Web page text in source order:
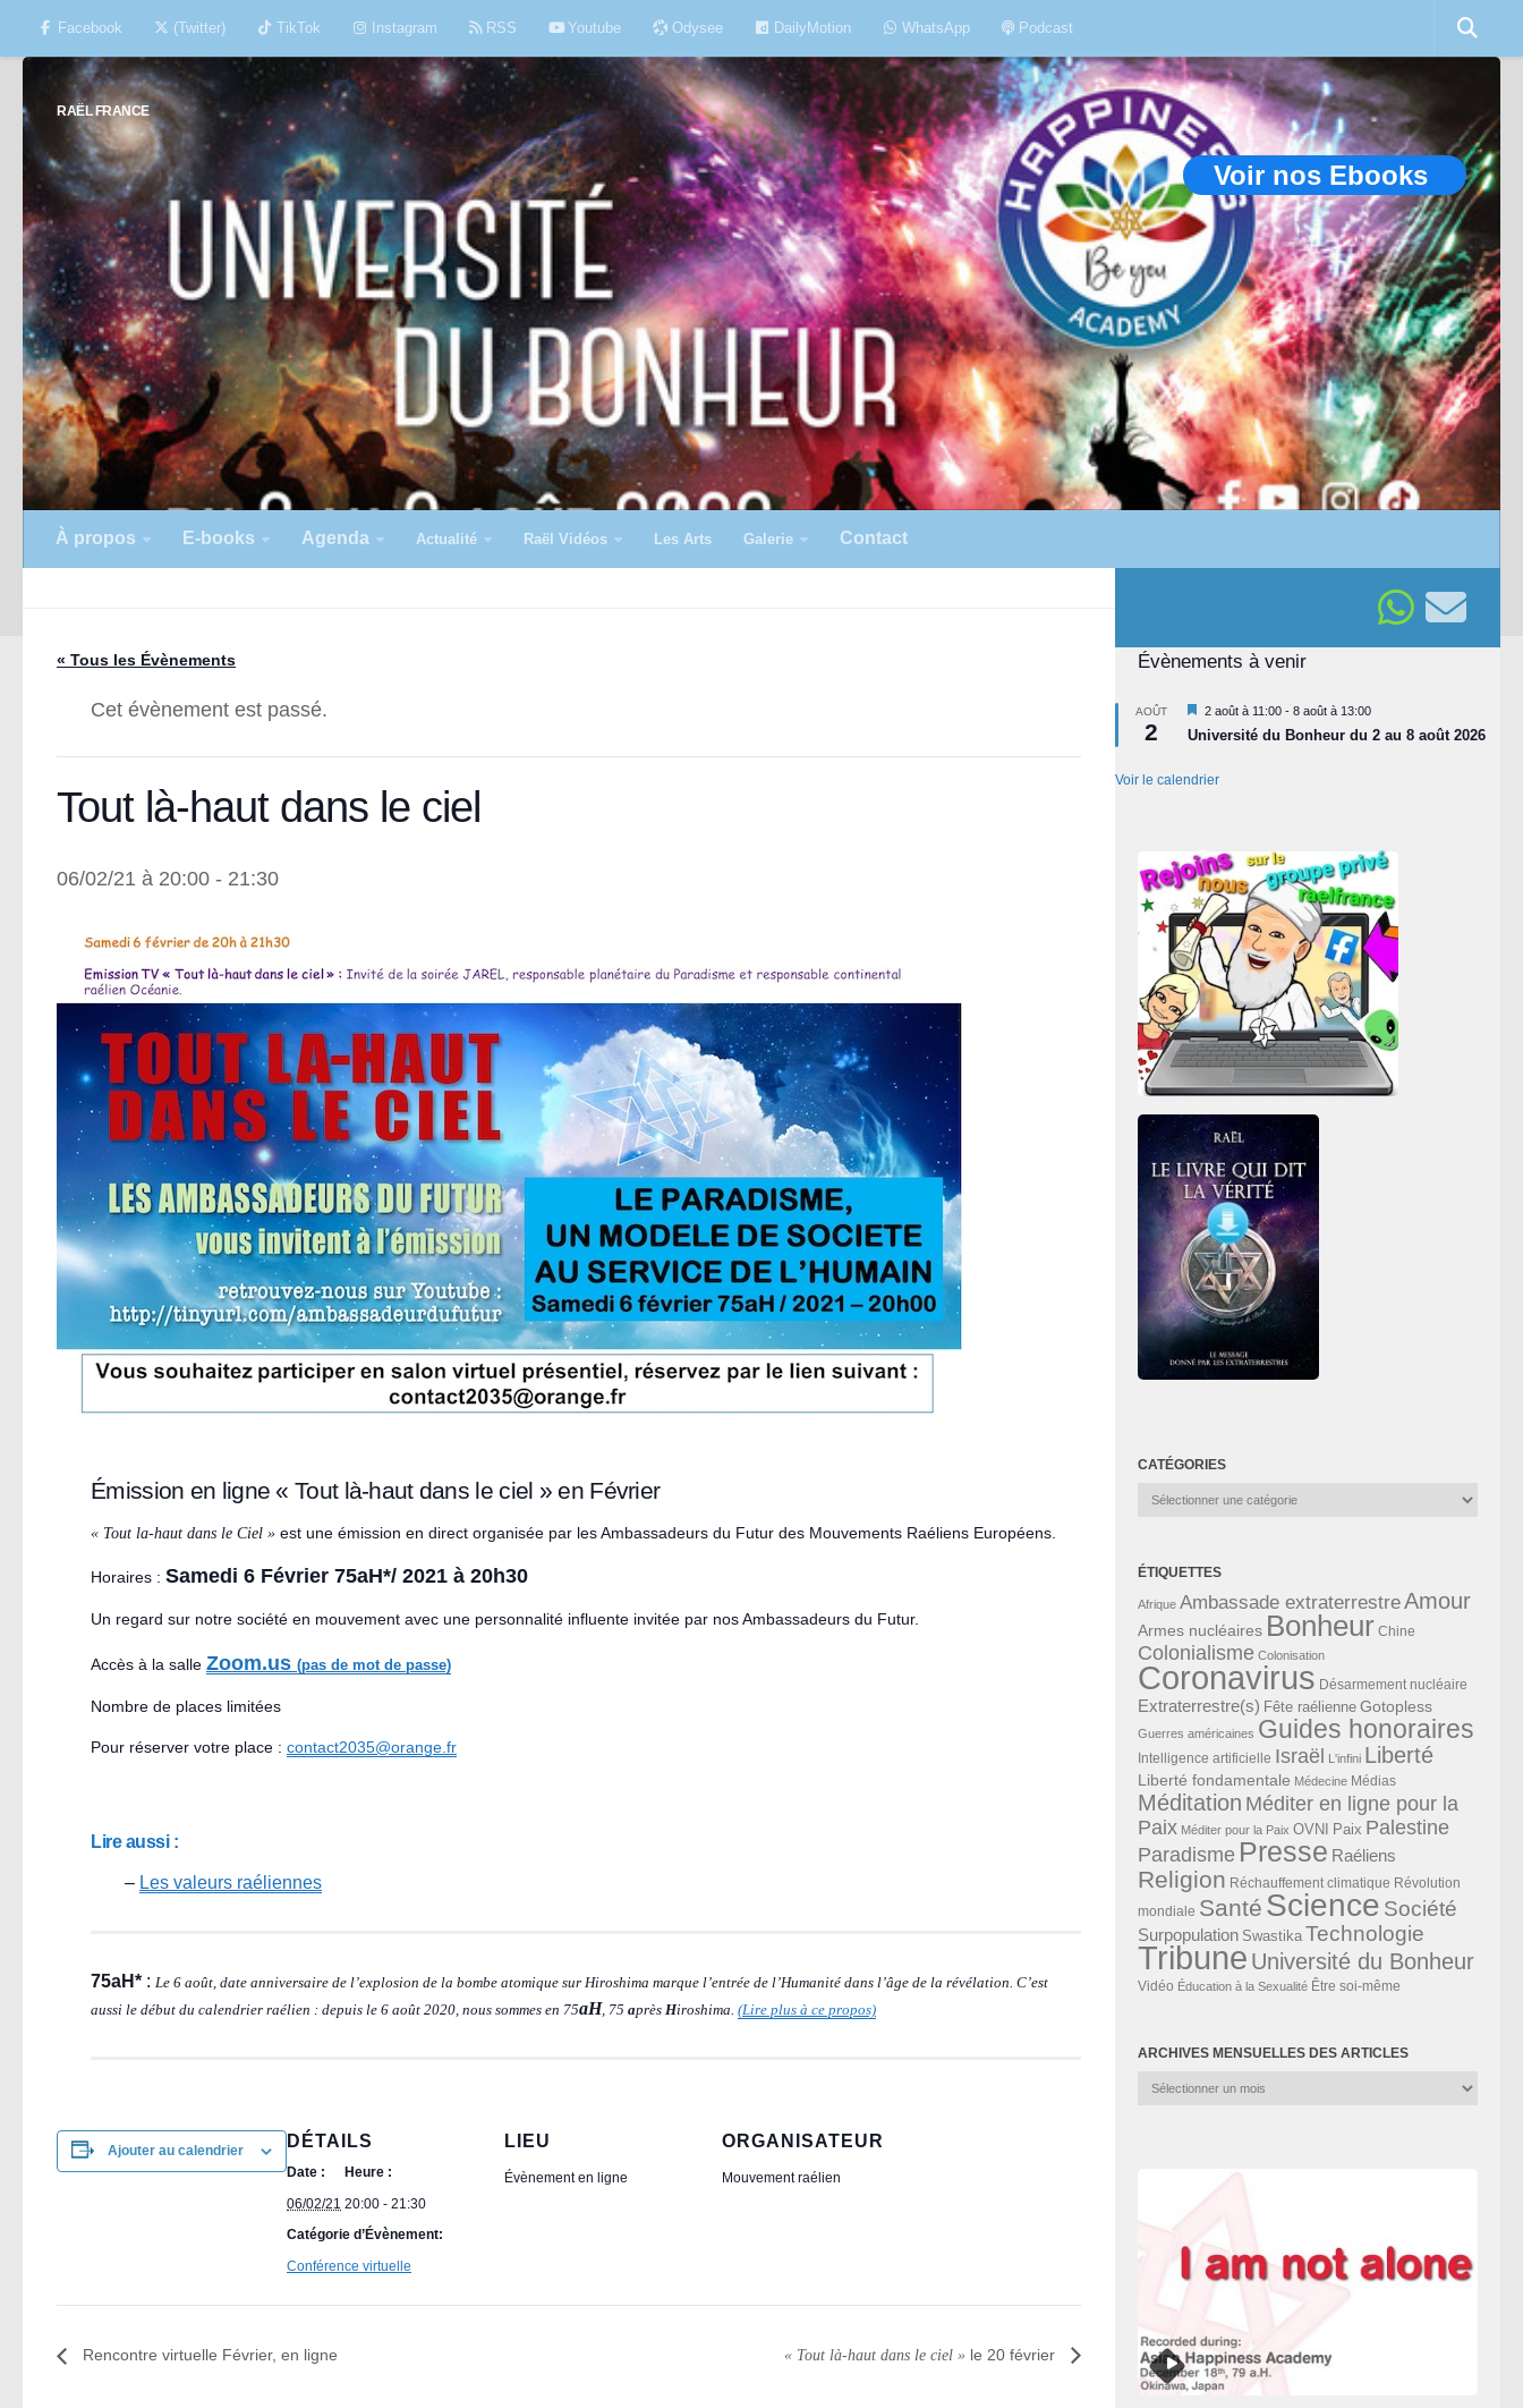
Skip to content
Facebook (Twitter) TikTok Instagram RSS Youtube Odysee DailyMotion WhatsApp Podcast
RAËL FRANCE
Voir nos Ebooks
À propos E-books Agenda Actualité Raël Vidéos Les Arts Galerie Contact
« Tous les Évènements
Cet évènement est passé.
Tout là-haut dans le ciel
06/02/21 à 20:00 - 21:30
Émission en ligne « Tout là-haut dans le ciel » en Février
« Tout la-haut dans le Ciel » est une émission en direct organisée par les Ambassadeurs du Futur des Mouvements Raéliens Européens.
Horaires : Samedi 6 Février 75aH*/ 2021 à 20h30
Un regard sur notre société en mouvement avec une personnalité influente invitée par nos Ambassadeurs du Futur.
Accès à la salle Zoom.us (pas de mot de passe)
Nombre de places limitées
Pour réserver votre place : contact2035@orange.fr
Lire aussi :
– Les valeurs raéliennes
75aH* : Le 6 août, date anniversaire de l’explosion de la bombe atomique sur Hiroshima marque l’entrée de l’Humanité dans l’âge de la révélation. C’est
aussi le début du calendrier raélien : depuis le 6 août 2020, nous sommes en 75aH , 75 après Hiroshima. (Lire plus à ce propos)
Ajouter au calendrier DÉTAILS
Date :
06/02/21
Heure :
20:00 - 21:30
Catégorie d’Évènement:
Conférence virtuelle
LIEU
Évènement en ligne
ORGANISATEUR
Mouvement raélien
Rencontre virtuelle Février, en ligne « Tout là-haut dans le ciel » le 20 février
Évènements à venir
AOÛT
2
Mis
en
avant
2 août à 11:00 - 8 août à 13:00
Université du Bonheur du 2 au 8 août 2026
Voir le calendrier
CATÉGORIES
Catégories
ÉTIQUETTES
Afrique Ambassade extraterrestreAmour
Armes nucléaires Bonheur Chine
Colonialisme Colonisation
Coronavirus Désarmement nucléaire
Extraterrestre(s) Fête raélienne Gotopless
Guerres américaines Guides honoraires
Intelligence artificielle Israël L'infini Liberté
Liberté fondamentale Médecine Médias
Méditation Méditer en ligne pour la
Paix Méditer pour la Paix OVNI Paix Palestine
Paradisme Presse Raéliens
Religion Réchauffement climatique Révolution
mondiale Santé Science Société
Surpopulation Swastika Technologie
Tribune Université du Bonheur
Vidéo Éducation à la Sexualité Être soi-même
ARCHIVES MENSUELLES DES ARTICLES
Archives